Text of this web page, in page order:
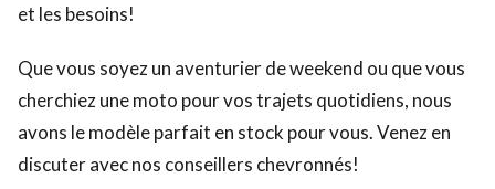
et les besoins!
Que vous soyez un aventurier de weekend ou que vous
cherchiez une moto pour vos trajets quotidiens, nous
avons le modèle parfait en stock pour vous. Venez en
discuter avec nos conseillers chevronnés!